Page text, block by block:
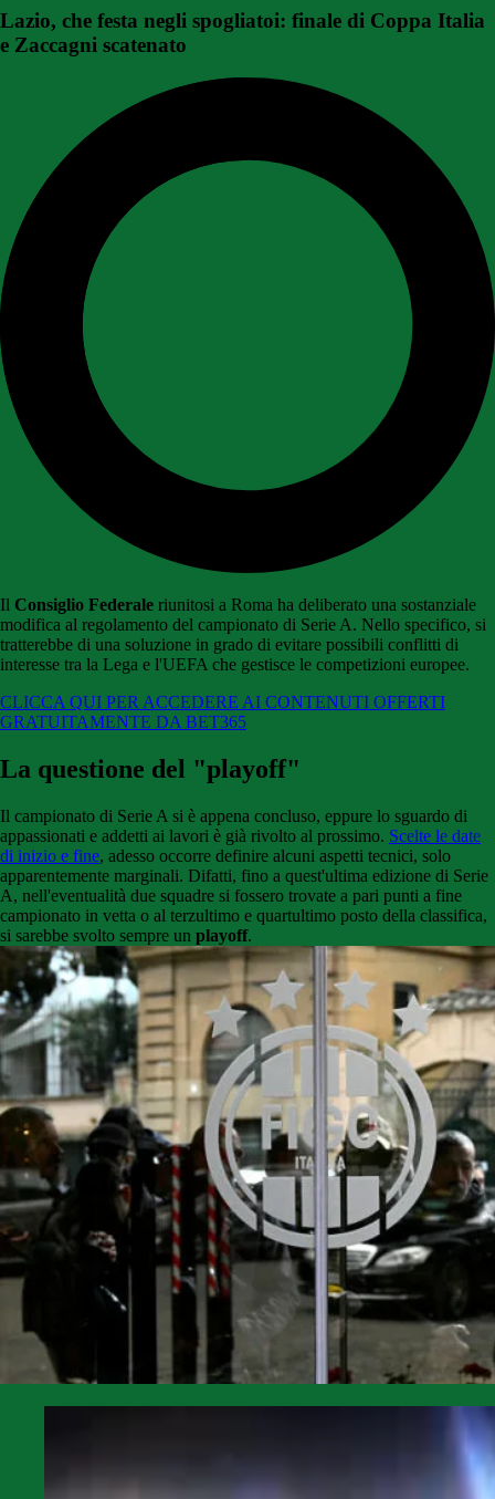
Lazio, che festa negli spogliatoi: finale di Coppa Italia
e Zaccagni scatenato
Il Consiglio Federale riunitosi a Roma ha deliberato una sostanziale
modifica al regolamento del campionato di Serie A. Nello specifico, si
tratterebbe di una soluzione in grado di evitare possibili conflitti di
interesse tra la Lega e l'UEFA che gestisce le competizioni europee.
CLICCA QUI PER ACCEDERE AI CONTENUTI OFFERTI
GRATUITAMENTE DA BET365
La questione del "playoff"
Il campionato di Serie A si è appena concluso, eppure lo sguardo di
appassionati e addetti ai lavori è già rivolto al prossimo. Scelte le date
di inizio e fine, adesso occorre definire alcuni aspetti tecnici, solo
apparentemente marginali. Difatti, fino a quest'ultima edizione di Serie
A, nell'eventualità due squadre si fossero trovate a pari punti a fine
campionato in vetta o al terzultimo e quartultimo posto della classifica,
si sarebbe svolto sempre un playoff.